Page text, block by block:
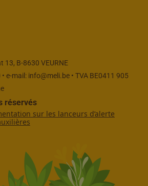
13, B-8630 VEURNE
e-mail: info@meli.be• TVA BE0411 905
réservés
sur les lanceurs d’alerte